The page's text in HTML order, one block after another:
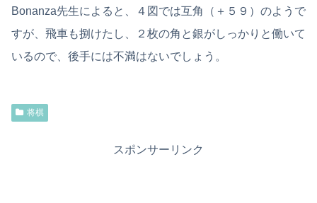
Bonanza先生によると、４図では互角（＋５９）のようで
すが、飛車も捌けたし、２枚の角と銀がしっかりと働いて
いるので、後手には不満はないでしょう。
将棋
スポンサーリンク